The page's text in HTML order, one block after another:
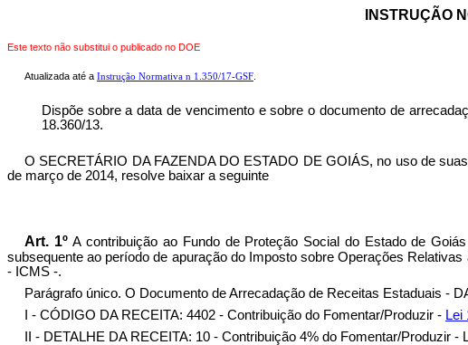
INSTRUÇÃO
Este texto não substitui o publicado no DOE
Atualizada até a Instrução Normativa n 1.350/17-GSF.
Dispõe sobre a data de vencimento e sobre o documento de
18.360/13.
O SECRETÁRIO DA FAZENDA DO ESTADO DE GOIÁS, no uso de
de março de 2014, resolve baixar a seguinte
Art. 1ºA contribuição ao Fundo de Proteção Social do Estado de
subsequente ao período de apuração do Imposto sobre Operações
- ICMS -.
Parágrafo único. O Documento de Arrecadação de Receitas Estaduais -
I - CÓDIGO DA RECEITA: 4402 - Contribuição do Fomentar/Produzir - Lei
II - DETALHE DA RECEITA: 10 - Contribuição 4% do Fomentar/Produzir -